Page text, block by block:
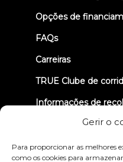
Gerir o
Para proporcionar as melhores
como os cookies para
Opções de
FAQs
Carreiras
TRUE Clube de
Informações de